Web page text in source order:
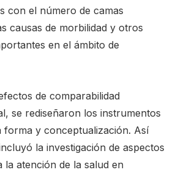
con el número de camas
causas de morbilidad y otros
en el ámbito de
de comparabilidad
se rediseñaron los instrumentos
forma y conceptualización. Así
la investigación de aspectos
la atención de la salud en